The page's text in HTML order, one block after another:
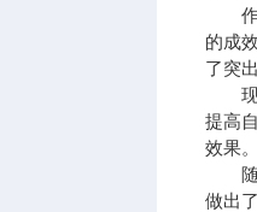
作为
的成
了突
现代
提高
效果
随着
做出